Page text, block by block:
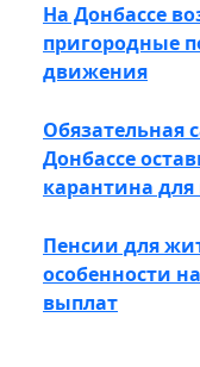
На Донбассе
пригородные
движения
Обязательная
Донбассе
карантина
Пенсии для
особенности
выплат